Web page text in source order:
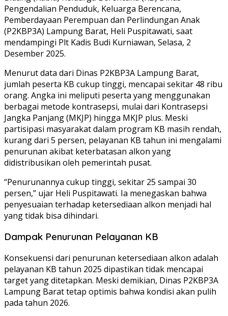
Pengendalian Penduduk, Keluarga Berencana,
Pemberdayaan Perempuan dan Perlindungan Anak
(P2KBP3A) Lampung Barat, Heli Puspitawati, saat
mendampingi Plt Kadis Budi Kurniawan, Selasa, 2
Desember 2025.
Menurut data dari Dinas P2KBP3A Lampung Barat,
jumlah peserta KB cukup tinggi, mencapai sekitar 48 ribu
orang. Angka ini meliputi peserta yang menggunakan
berbagai metode kontrasepsi, mulai dari Kontrasepsi
Jangka Panjang (MKJP) hingga MKJP plus. Meski
partisipasi masyarakat dalam program KB masih rendah,
kurang dari 5 persen, pelayanan KB tahun ini mengalami
penurunan akibat keterbatasan alkon yang
didistribusikan oleh pemerintah pusat.
“Penurunannya cukup tinggi, sekitar 25 sampai 30
persen,” ujar Heli Puspitawati. Ia menegaskan bahwa
penyesuaian terhadap ketersediaan alkon menjadi hal
yang tidak bisa dihindari.
Dampak Penurunan Pelayanan KB
Konsekuensi dari penurunan ketersediaan alkon adalah
pelayanan KB tahun 2025 dipastikan tidak mencapai
target yang ditetapkan. Meski demikian, Dinas P2KBP3A
Lampung Barat tetap optimis bahwa kondisi akan pulih
pada tahun 2026.